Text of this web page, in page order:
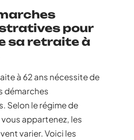
pour
sa retraite à
à 62 ans nécessite de
démarches
Selon le régime de
appartenez, les
varier. Voici les